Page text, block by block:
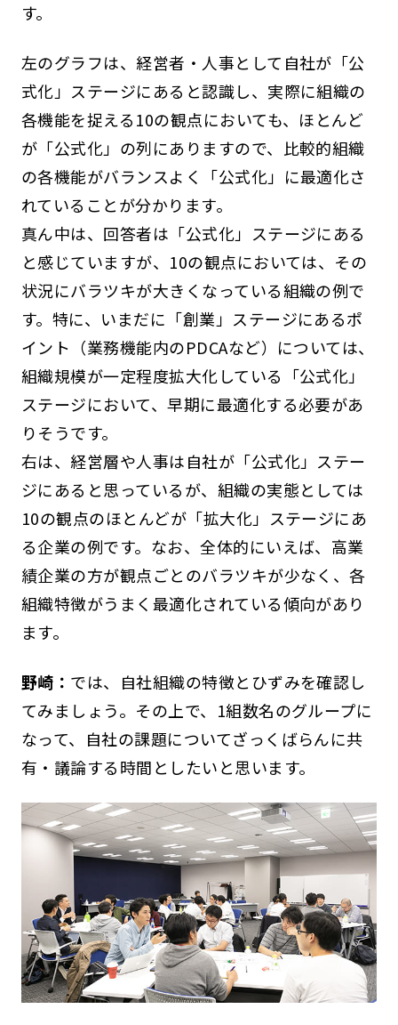
す。
左のグラフは、経営者・人事として自社が「公
式化」ステージにあると認識し、実際に組織の
各機能を捉える10の観点においても、ほとんど
が「公式化」の列にありますので、比較的組織
の各機能がバランスよく「公式化」に最適化さ
れていることが分かります。
真ん中は、回答者は「公式化」ステージにある
と感じていますが、10の観点においては、その
状況にバラツキが大きくなっている組織の例で
す。特に、いまだに「創業」ステージにあるポ
イント（業務機能内のPDCAなど）については、
組織規模が一定程度拡大化している「公式化」
ステージにおいて、早期に最適化する必要があ
りそうです。
右は、経営層や人事は自社が「公式化」ステー
ジにあると思っているが、組織の実態としては
10の観点のほとんどが「拡大化」ステージにあ
る企業の例です。なお、全体的にいえば、高業
績企業の方が観点ごとのバラツキが少なく、各
組織特徴がうまく最適化されている傾向があり
ます。
野崎： では、自社組織の特徴とひずみを確認し
てみましょう。その上で、1組数名のグループに
なって、自社の課題についてざっくばらんに共
有・議論する時間としたいと思います。